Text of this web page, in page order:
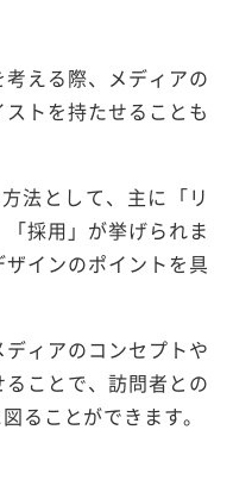
える際、メディアの
トを持たせることも
法として、主に「リ
採用」が挙げられま
インのポイントを具
ィアのコンセプトや
ことで、訪問者との
ることができます。